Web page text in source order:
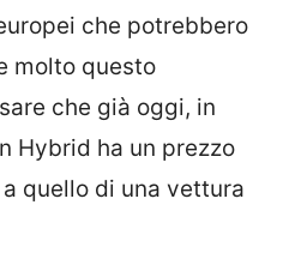
che potrebbero
molto questo
che già oggi, in
Hybrid ha un prezzo
quello di una vettura